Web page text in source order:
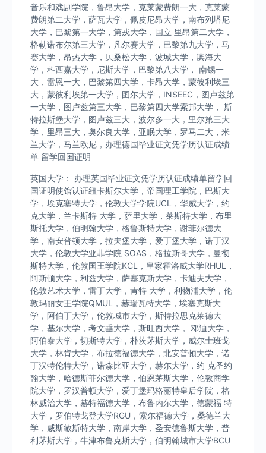
音乐和戏剧学院，鲁昂大学，克莱蒙费朗一大，克莱蒙
费朗第二大学，萨瓦大学，佩皮尼昂大学，南布列塔尼
大学，巴黎第一大学，第戎大学，国立 里昂第二大学，
格勒诺布尔第三大学，凡尔赛大学，巴黎第九大学，马
赛大学，昂热大学，贝桑松大学，波城大学，滨海大
学，科西嘉大学，尼斯大学，巴黎第八大学， 南锡一
大，雷恩一大，巴黎第四大学，卡昂大学，蒙彼利埃三
大，蒙彼利埃第一大学，图尔大学，INSEEC，图卢兹第
一大学，图卢兹第三大学，巴黎第四大学索邦大学， 斯
特拉斯堡大学，图卢兹三大，波尔多一大，里尔第三大
学，里昂三大，奥尔良大学，亚眠大学，罗马二大，米
兰大学，马兰欧尼，办理德国毕业证文凭学历认证成绩
单 留学回国证明
英国大学： 办理英国毕业证文凭学历认证成绩单留学回
国证明使馆认证纽卡斯尔大学，帝国理工学院，巴斯大
学，埃克塞特大学，伦敦大学学院UCL，华威大学，约
克大学，兰卡斯特 大学，萨里大学，莱斯特大学，布里
斯托大学，伯明翰大学，格鲁斯特大学，谢菲尔德大
学，南安普顿大学，拉夫堡大学，爱丁堡大学，诺丁汉
大学，伦敦大学亚非学院 SOAS，格拉斯哥大学，曼彻
斯特大学，伦敦国王学院KCL，皇家霍洛威大学RHUL，
阿斯顿大学，利兹大学，萨塞克斯大学，卡迪夫大学，
伦敦艺术大学，雷丁大学，肯特 大学，利物浦大学，伦
敦玛丽女王学院QMUL，赫瑞瓦特大学，埃塞克斯大
学，阿伯丁大学，伦敦城市大学，斯特拉思克莱德大
学，基尔大学，考文垂大学，斯旺西大学， 邓迪大学，
阿伯泰大学，切斯特大学，朴茨茅斯大学，威尔士班戈
大学，林肯大学，布拉德福德大学，北安普顿大学，诺
丁汉特伦特大学，诺森比亚大学，赫尔大学，约 克圣约
翰大学，哈德斯菲尔德大学，伯恩茅斯大学，伦敦商学
院大学，罗汉普顿大学，爱丁堡玛格丽特皇后学院，格
林威治大学，赫特福德大学，布鲁内尔大学，德蒙福 特
大学，罗伯特戈登大学RGU，索尔福德大学，桑德兰大
学，威斯敏斯特大学，南岸大学，圣安德鲁斯大学，普
利茅斯大学，牛津布鲁克斯大学，伯明翰城市大学BCU